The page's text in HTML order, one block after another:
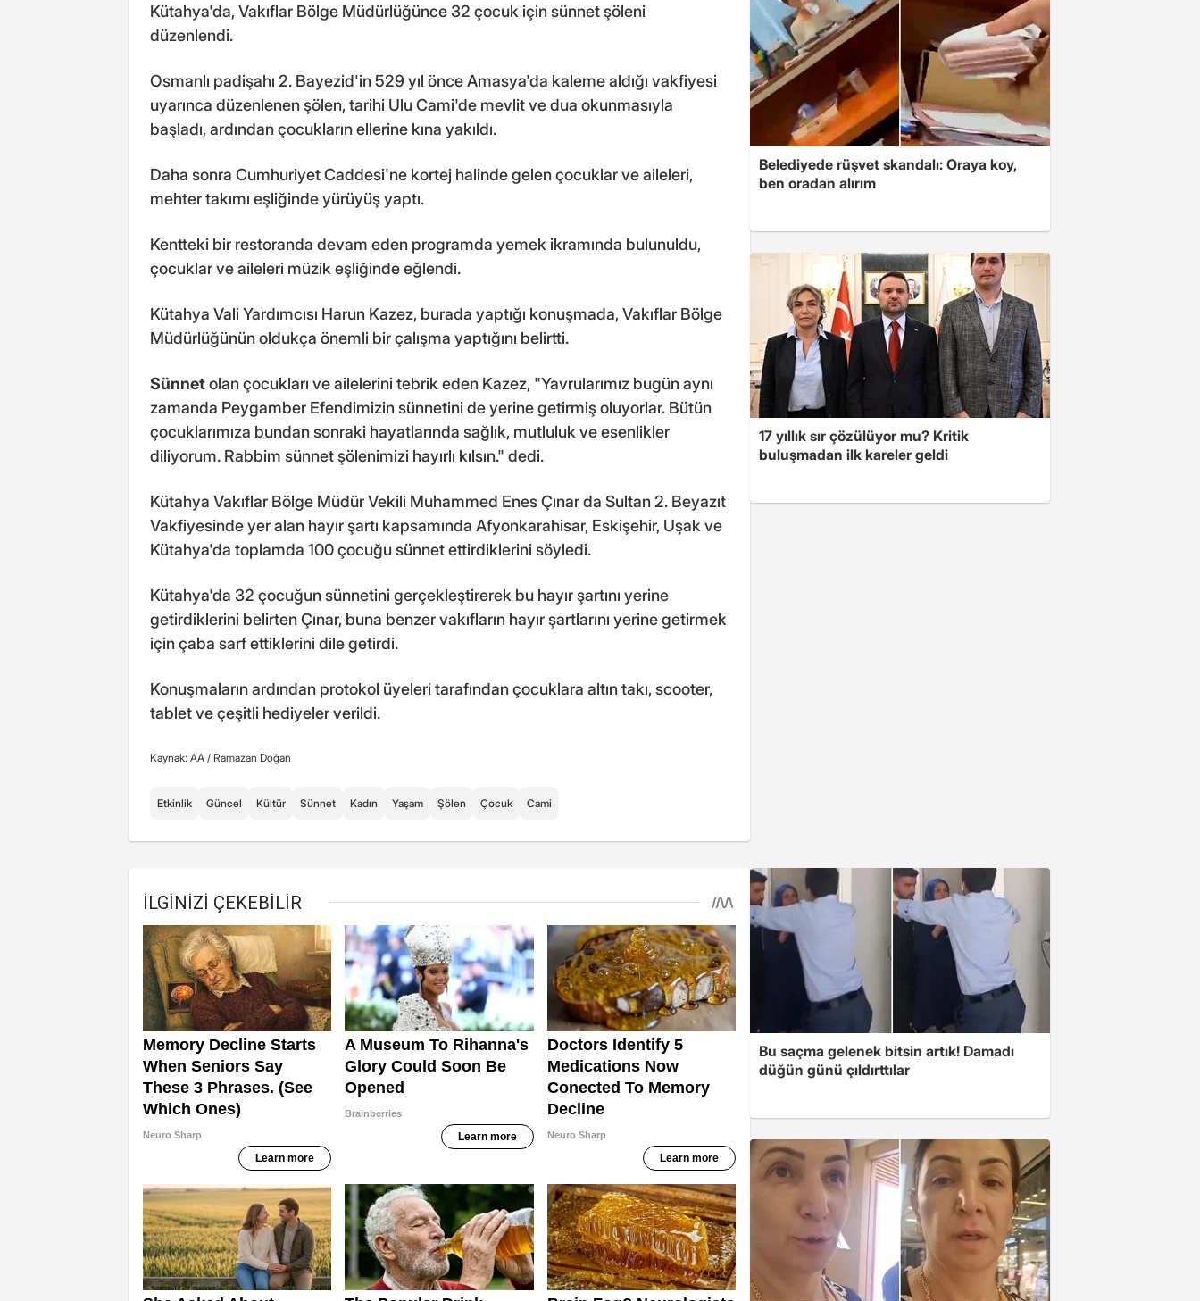
Kütahya'da, Vakıflar Bölge Müdürlüğünce 32 çocuk için sünnet şöleni
düzenlendi.
Osmanlı padişahı 2. Bayezid'in 529 yıl önce Amasya'da kaleme aldığı vakfiyesi
uyarınca düzenlenen şölen, tarihi Ulu Cami'de mevlit ve dua okunmasıyla
başladı, ardından çocukların ellerine kına yakıldı.
Daha sonra Cumhuriyet Caddesi'ne kortej halinde gelen çocuklar ve aileleri,
mehter takımı eşliğinde yürüyüş yaptı.
Kentteki bir restoranda devam eden programda yemek ikramında bulunuldu,
çocuklar ve aileleri müzik eşliğinde eğlendi.
Kütahya Vali Yardımcısı Harun Kazez, burada yaptığı konuşmada, Vakıflar Bölge
Müdürlüğünün oldukça önemli bir çalışma yaptığını belirtti.
Sünnetolan çocukları ve ailelerini tebrik eden Kazez, "Yavrularımız bugün aynı
zamanda Peygamber Efendimizin sünnetini de yerine getirmiş oluyorlar. Bütün
çocuklarımıza bundan sonraki hayatlarında sağlık, mutluluk ve esenlikler
diliyorum. Rabbim sünnet şölenimizi hayırlı kılsın." dedi.
Kütahya Vakıflar Bölge Müdür Vekili Muhammed Enes Çınar da Sultan 2. Beyazıt
Vakfiyesinde yer alan hayır şartı kapsamında Afyonkarahisar, Eskişehir, Uşak ve
Kütahya'da toplamda 100 çocuğu sünnet ettirdiklerini söyledi.
Kütahya'da 32 çocuğun sünnetini gerçekleştirerek bu hayır şartını yerine
getirdiklerini belirten Çınar, buna benzer vakıfların hayır şartlarını yerine getirmek
için çaba sarf ettiklerini dile getirdi.
Konuşmaların ardından protokol üyeleri tarafından çocuklara altın takı, scooter,
tablet ve çeşitli hediyeler verildi.
Kaynak: AA / Ramazan Doğan
Etkinlik Güncel Kültür Sünnet Kadın Yaşam Şölen Çocuk Cami
Belediyede rüşvet skandalı: Oraya koy,
ben oradan alırım
17 yıllık sır çözülüyor mu? Kritik
buluşmadan ilk kareler geldi
Bu saçma gelenek bitsin artık! Damadı
düğün günü çıldırttılar